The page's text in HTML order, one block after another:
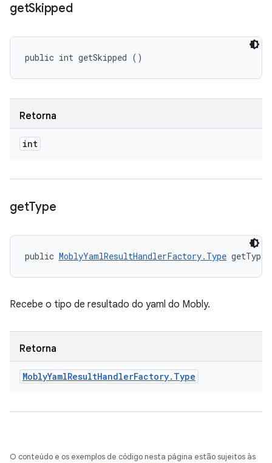
getSkipped
public int getSkipped ()
Retorna
int
getType
public MoblyYamlResultHandlerFactory.Type
Recebe o tipo de resultado do yaml do Mobly.
Retorna
MoblyYamlResultHandlerFactory. Type
O conteúdo e os exemplos de código nesta página estão sujeitos às